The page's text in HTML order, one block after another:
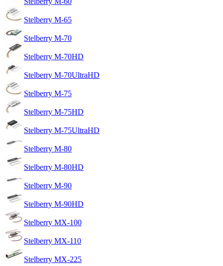
Stelberry M-65
Stelberry M-70
Stelberry M-70HD
Stelberry M-70UltraHD
Stelberry M-75
Stelberry M-75HD
Stelberry M-75UltraHD
Stelberry M-80
Stelberry M-80HD
Stelberry M-90
Stelberry M-90HD
Stelberry MX-100
Stelberry MX-110
Stelberry MX-225